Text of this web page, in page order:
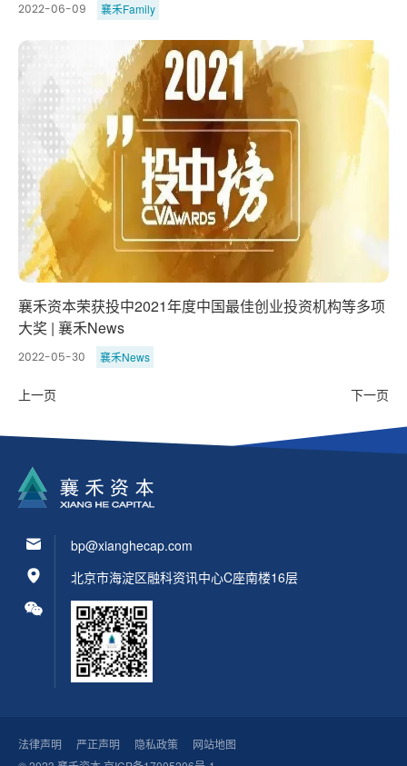
2022-06-09 襄禾Family
襄禾资本荣获投中2021年度中国最佳创业投资机构等多项
大奖 | 襄禾News
2022-05-30 襄禾News
上一页 下一页
北京市海淀区融科资讯中心C座南楼16层
bp@xianghecap.com
法律声明 严正声明 隐私政策 网站地图